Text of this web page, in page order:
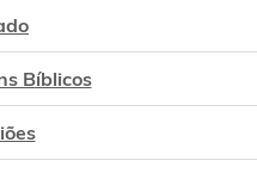
Bíblicos